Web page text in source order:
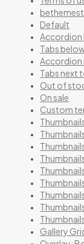
Default
Accordion
Tabs
Accordion
Tabs next
Out of
On sale
Custom
Gallery